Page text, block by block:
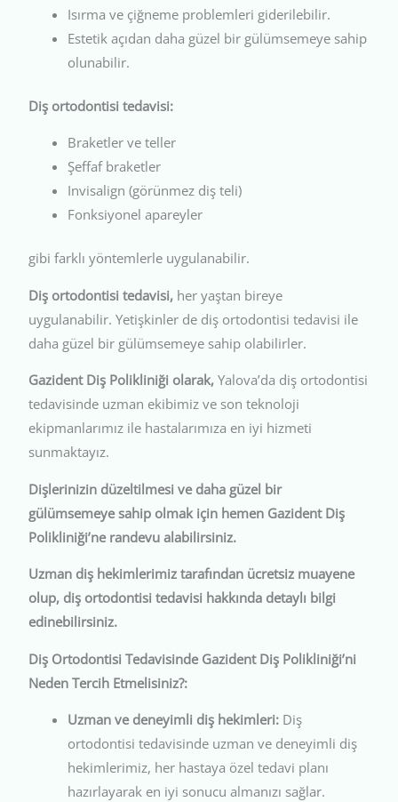
Isırma ve çiğneme problemleri giderilebilir.
Estetik açıdan daha güzel bir gülümsemeye sahip
olunabilir.
Diş ortodontisi tedavisi:
Braketler ve teller
Şeffaf braketler
Invisalign (görünmez diş teli)
Fonksiyonel apareyler
gibi farklı yöntemlerle uygulanabilir.
Diş ortodontisi tedavisi, her yaştan bireye
uygulanabilir. Yetişkinler de diş ortodontisi tedavisi ile
daha güzel bir gülümsemeye sahip olabilirler.
Gazident Diş Polikliniği olarak, Yalova’da diş ortodontisi
tedavisinde uzman ekibimiz ve son teknoloji
ekipmanlarımız ile hastalarımıza en iyi hizmeti
sunmaktayız.
Dişlerinizin düzeltilmesi ve daha güzel bir
gülümsemeye sahip olmak için hemen Gazident Diş
Polikliniği’ne randevu alabilirsiniz.
Uzman diş hekimlerimiz tarafından ücretsiz muayene
olup, diş ortodontisi tedavisi hakkında detaylı bilgi
edinebilirsiniz.
Diş Ortodontisi Tedavisinde Gazident Diş Polikliniği’ni
Neden Tercih Etmelisiniz?:
Uzman ve deneyimli diş hekimleri: Diş
ortodontisi tedavisinde uzman ve deneyimli diş
hekimlerimiz, her hastaya özel tedavi planı
hazırlayarak en iyi sonucu almanızı sağlar.